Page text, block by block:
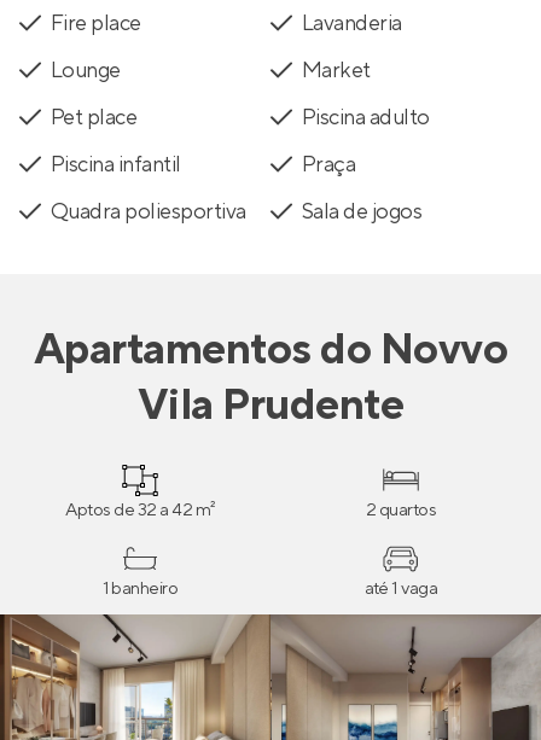
Fire place
Lavanderia
Lounge
Market
Pet place
Piscina adulto
Piscina infantil
Praça
Quadra poliesportiva
Sala de jogos
Apartamentosdo Novvo
Vila Prudente
Aptos de 32 a 42 m² 2 quartos
1 banheiro até 1 vaga